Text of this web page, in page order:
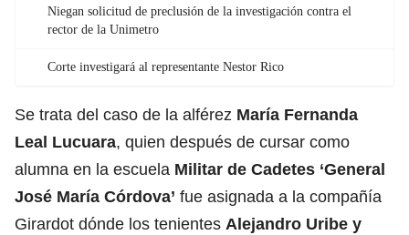
Niegan solicitud de preclusión de la investigación contra el
rector de la Unimetro
Corte investigará al representante Nestor Rico
Se trata del caso de la alférez María Fernanda
Leal Lucuara, quien después de cursar como
alumna en la escuela Militar de Cadetes ‘General
José María Córdova’ fue asignada a la compañía
Girardot dónde los tenientes Alejandro Uribe y